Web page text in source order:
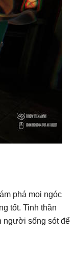
phá mọi ngóc
tốt. Tinh thần
người sống sót để